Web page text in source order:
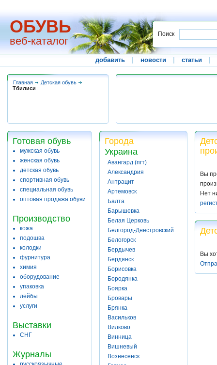
ОБУВЬ
веб-каталог
Поиск
добавить новости статьи
Главная
Детская обувь
Тбилиси
Готовая обувь
мужская обувь
женская обувь
детская обувь
спортивная обувь
специальная обувь
оптовая продажа обуви
Производство
кожа
подошва
колодки
фурнитура
химия
оборудование
упаковка
лейбы
услуги
Выставки
СНГ
Журналы
Города
Украина
Авангард (пгт)
Александрия
Антрацит
Артемовск
Балта
Барышевка
Белая Церковь
Белгород-Днестровский
Белогорск
Бердычев
Бердянск
Борисовка
Бородянка
Боярка
Бровары
Брянка
Васильков
Вилково
Винница
Вишневый
Вознесенск
Вы
Нет
Вы